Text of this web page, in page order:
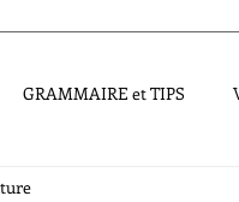
GRAMMAIRE et TIPS